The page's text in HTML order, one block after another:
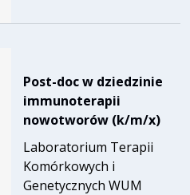
Post-doc w dziedzinie
immunoterapii
nowotworów (k/m/x)
Laboratorium Terapii
Komórkowych i
Genetycznych WUM